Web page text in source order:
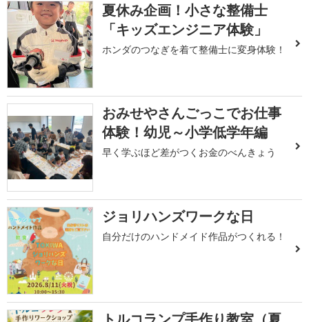
夏休み企画！小さな整備士
「キッズエンジニア体験」
ホンダのつなぎを着て整備士に変身体験！
おみせやさんごっこでお仕事
体験！幼児～小学低学年編
早く学ぶほど差がつくお金のべんきょう
ジョリハンズワークな日
自分だけのハンドメイド作品がつくれる！